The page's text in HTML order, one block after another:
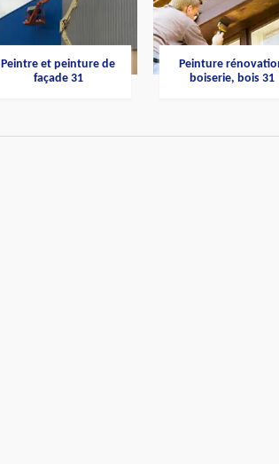
Peintre et peinture de
façade 31
Peinture
boiserie, bois 31